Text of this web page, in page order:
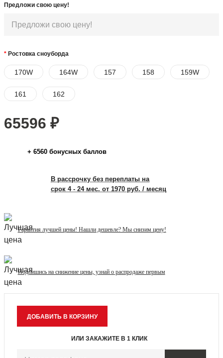
Предложи свою цену!
Ростовка сноуборда
170W 164W 157 158 159W
161 162
65596 ₽
+ 6560 бонусных баллов
В рассрочку без переплаты на
срок 4 - 24 мес. от 1970 руб. / месяц
Гарантия лучшей цены! Нашли дешевле? Мы снизим цену!
Подпишись на снижение цены, узнай о распродаже первым
ИЛИ ЗАКАЖИТЕ В 1 КЛИК